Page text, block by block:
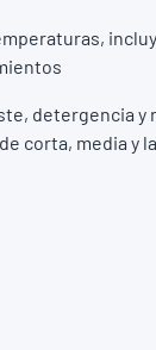
detergencia y
corta, media y